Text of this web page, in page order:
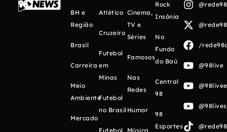
BH e
Região
Brasil
Carreira
Meio
Ambiente
Mercado
Atlético
Cruzeiro
Futebol
em
Minas
Futebol
no Brasil
Futebol
Cinema,
TV e
Séries
Famosos
Nas
Redes
Humor
Música
Rock
Insônia
No
Fundo
do Baú
Central
98
98
Esportes
/
@98live